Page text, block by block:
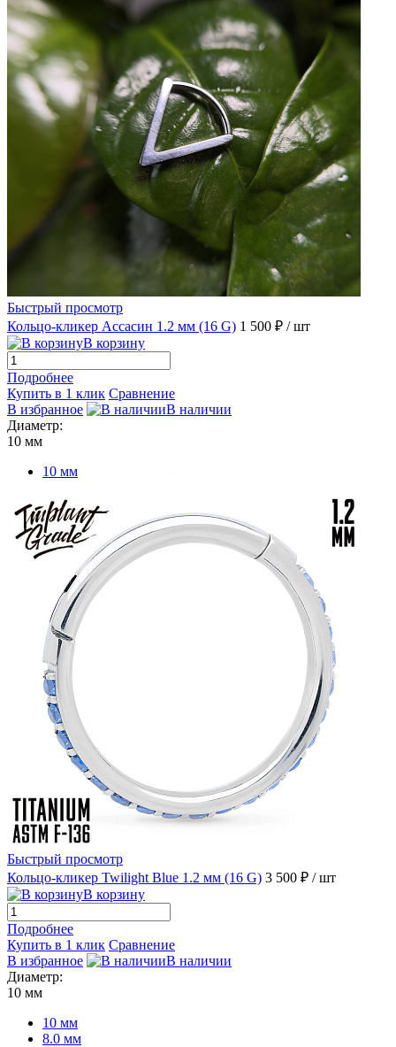
Быстрый просмотр
Кольцо-кликер Ассасин 1.2 мм (16 G) 1 500 ₽ / шт
В корзину
Подробнее
Купить в 1 клик Сравнение
В избранное
В наличии
Диаметр:
10 мм
10 мм
Быстрый просмотр
Кольцо-кликер Twilight Blue 1.2 мм (16 G) 3 500 ₽ / шт
В корзину
Подробнее
Купить в 1 клик Сравнение
В избранное
В наличии
Диаметр:
10 мм
10 мм
8.0 мм